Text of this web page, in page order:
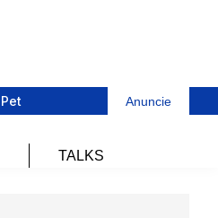
Pet Anuncie
TALKS